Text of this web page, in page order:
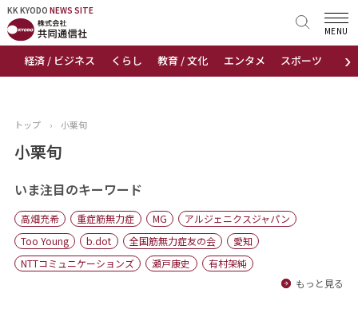
KK KYODO NEWS SITE
›
経済 / ビジネス くらし 教育 / 文化 エンタメ スポーツ 地域
MENU
KK KYODONEWS SITE
トップページ
ニュース
おすすめコンテンツ
出版物
会社概要
トップ › 小栗旬
小栗旬
いま注目のキーワード
高畑充希 重症筋無力症 MG
アルジェニクスジャパン
Too Young
b.dot 全国筋無力症友の会
愛知
NTTコミュニケーションズ
瀬戸康史
有村架純
もっと見る